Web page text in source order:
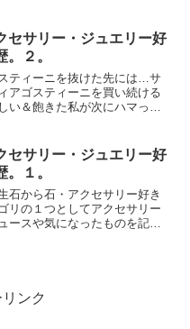
されていたので共有。（10...
セサリー・ジュエリー好
。２。
ティーニを抜けた先には…サ
アゴスティーニを買い続ける
い＆飽きた私が次にハマった
服と校則の範囲でいかに差別
誰がお洒落でヒ...
セサリー・ジュエリー好
。１。
石から石・アクセサリー好き
リの１つとしてアクセサリー
ースや気になったものを記載
ンク